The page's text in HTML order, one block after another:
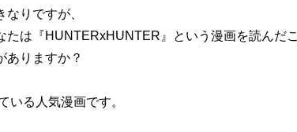
なりですが、
たは『HUNTERxHUNTER』という漫画を読んだこ
ありますか？
いる人気漫画です。